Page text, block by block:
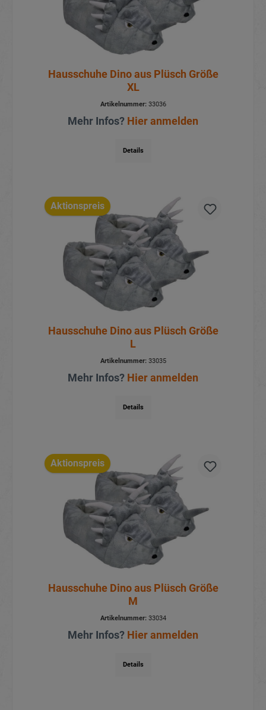
Hausschuhe Dino aus Plüsch Größe
XL
Artikelnummer:33036
Mehr Infos? Hier anmelden
Details
Aktionspreis
Hausschuhe Dino aus Plüsch Größe
L
Artikelnummer:33035
Mehr Infos? Hier anmelden
Details
Aktionspreis
Hausschuhe Dino aus Plüsch Größe
M
Artikelnummer:33034
Mehr Infos? Hier anmelden
Details